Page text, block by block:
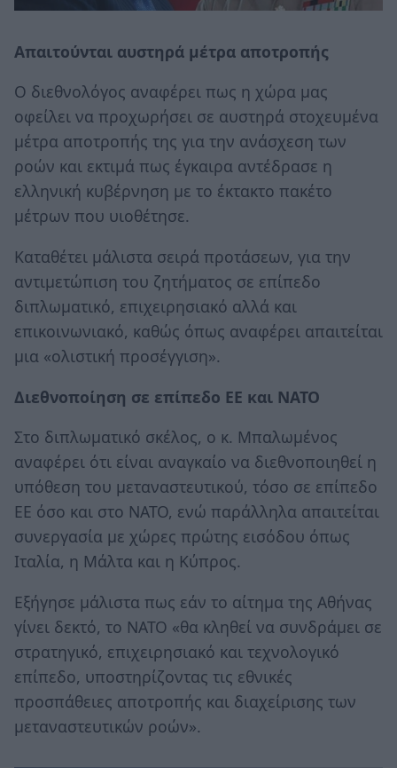
Απαιτούνται αυστηρά μέτρα αποτροπής
Ο διεθνολόγος αναφέρει πως η χώρα μας
οφείλει να προχωρήσει σε αυστηρά στοχευμένα
μέτρα αποτροπής της για την ανάσχεση των
ροών και εκτιμά πως έγκαιρα αντέδρασε η
ελληνική κυβέρνηση με το έκτακτο πακέτο
μέτρων που υιοθέτησε.
Καταθέτει μάλιστα σειρά προτάσεων, για την
αντιμετώπιση του ζητήματος σε επίπεδο
διπλωματικό, επιχειρησιακό αλλά και
επικοινωνιακό, καθώς όπως αναφέρει απαιτείται
μια «ολιστική προσέγγιση».
Διεθνοποίηση σε επίπεδο ΕΕ και ΝΑΤΟ
Στο διπλωματικό σκέλος, ο κ. Μπαλωμένος
αναφέρει ότι είναι αναγκαίο να διεθνοποιηθεί η
υπόθεση του μεταναστευτικού, τόσο σε επίπεδο
ΕΕ όσο και στο ΝΑΤΟ, ενώ παράλληλα απαιτείται
συνεργασία με χώρες πρώτης εισόδου όπως
Ιταλία, η Μάλτα και η Κύπρος.
Εξήγησε μάλιστα πως εάν το αίτημα της Αθήνας
γίνει δεκτό, το ΝΑΤΟ «θα κληθεί να συνδράμει σε
στρατηγικό, επιχειρησιακό και τεχνολογικό
επίπεδο, υποστηρίζοντας τις εθνικές
προσπάθειες αποτροπής και διαχείρισης των
μεταναστευτικών ροών».